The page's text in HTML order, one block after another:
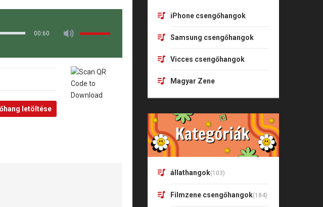
00:60
letöltése
iPhone csengőhangok
Samsung csengőhangok
Vicces csengőhangok
Magyar Zene
állathangok(103)
Filmzene csengőhangok(184)